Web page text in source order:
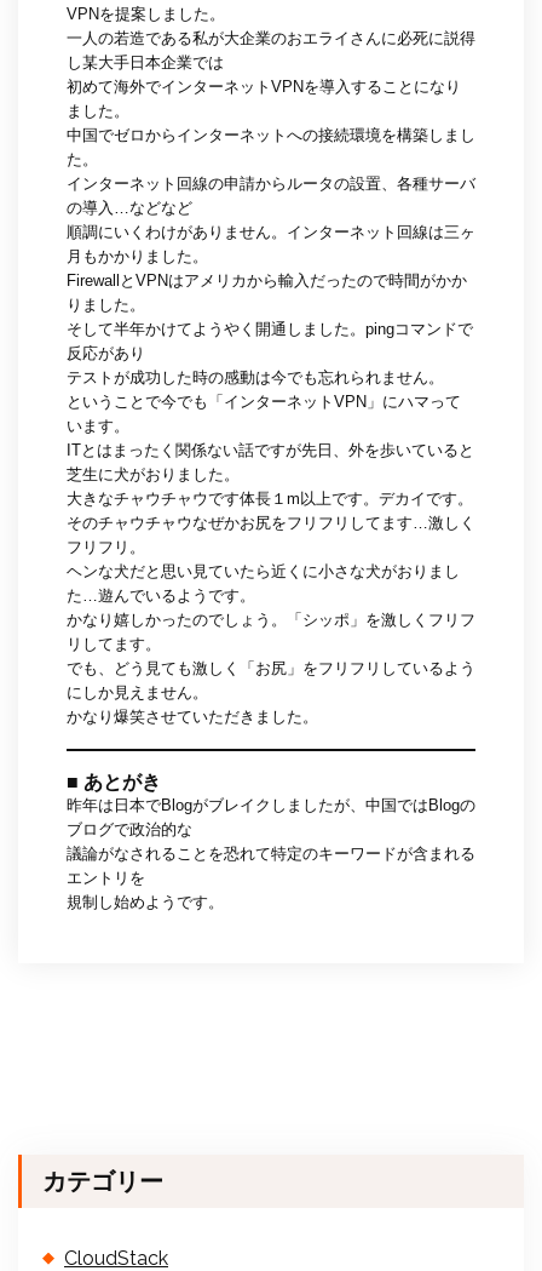
VPNを提案しました。
一人の若造である私が大企業のおエライさんに必死に説得
し某大手日本企業では
初めて海外でインターネットVPNを導入することになり
ました。
中国でゼロからインターネットへの接続環境を構築しまし
た。
インターネット回線の申請からルータの設置、各種サーバ
の導入…などなど
順調にいくわけがありません。インターネット回線は三ヶ
月もかかりました。
FirewallとVPNはアメリカから輸入だったので時間がかか
りました。
そして半年かけてようやく開通しました。pingコマンドで
反応があり
テストが成功した時の感動は今でも忘れられません。
ということで今でも「インターネットVPN」にハマって
います。
ITとはまったく関係ない話ですが先日、外を歩いていると
芝生に犬がおりました。
大きなチャウチャウです体長１m以上です。デカイです。
そのチャウチャウなぜかお尻をフリフリしてます…激しく
フリフリ。
ヘンな犬だと思い見ていたら近くに小さな犬がおりまし
た…遊んでいるようです。
かなり嬉しかったのでしょう。「シッポ」を激しくフリフ
リしてます。
でも、どう見ても激しく「お尻」をフリフリしているよう
にしか見えません。
かなり爆笑させていただきました。
■ あとがき
昨年は日本でBlogがブレイクしましたが、中国ではBlogの
ブログで政治的な
議論がなされることを恐れて特定のキーワードが含まれる
エントリを
規制し始めようです。
カテゴリー
CloudStack